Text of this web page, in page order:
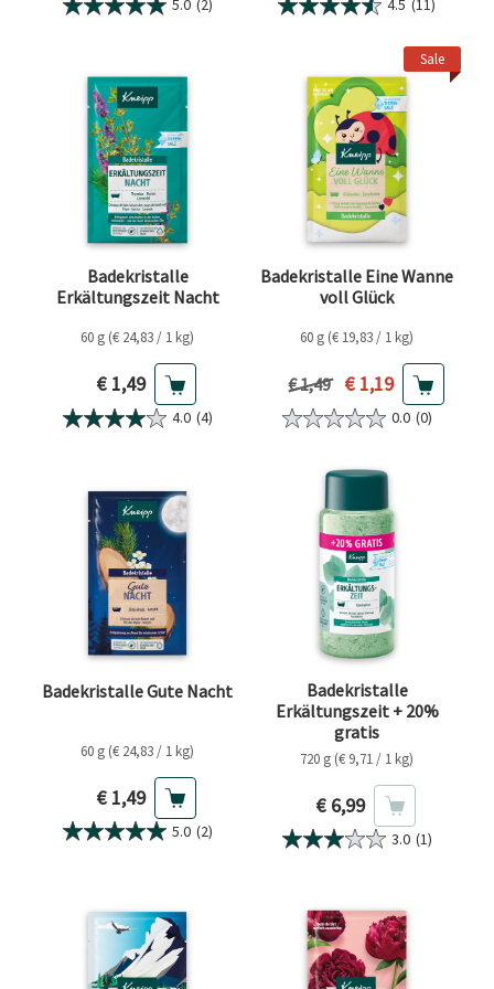
5.0 (2) 4.5 (11)
Badekristalle
Erkältungszeit Nacht
60 g (€ 24,83 / 1 kg)
Aktueller Preis
€ 1,49
4.0 (4)
Sale
Badekristalle Eine Wanne
voll Glück
60 g (€ 19,83 / 1 kg)
Vorheriger Preis
€ 1,49 Aktueller Preis
€ 1,19
0.0 (0)
Badekristalle Gute Nacht
60 g (€ 24,83 / 1 kg)
Aktueller Preis
€ 1,49
5.0 (2)
Badekristalle
Erkältungszeit + 20%
gratis
720 g (€ 9,71 / 1 kg)
Aktueller Preis
€ 6,99
3.0 (1)